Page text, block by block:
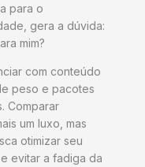
para o
gera a dúvida:
mim?
com conteúdo
peso e pacotes
Comparar
um luxo, mas
otimizar seu
evitar a fadiga da